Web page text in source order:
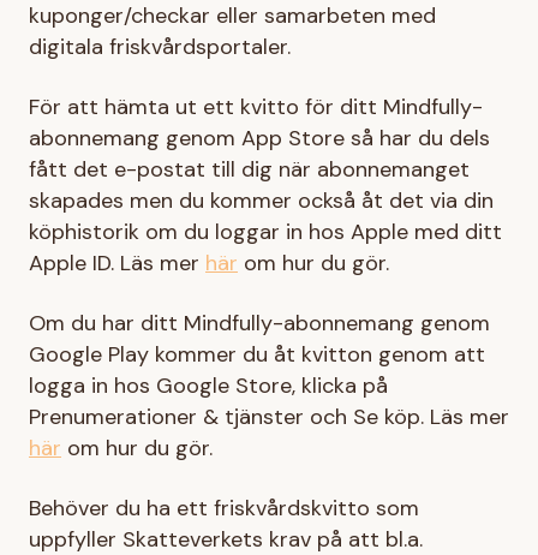
kuponger/checkar eller samarbeten med
digitala friskvårdsportaler.
För att hämta ut ett kvitto för ditt Mindfully-
abonnemang genom App Store så har du dels
fått det e-postat till dig när abonnemanget
skapades men du kommer också åt det via din
köphistorik om du loggar in hos Apple med ditt
Apple ID. Läs mer här om hur du gör.
Om du har ditt Mindfully-abonnemang genom
Google Play kommer du åt kvitton genom att
logga in hos Google Store, klicka på
Prenumerationer & tjänster och Se köp. Läs mer
här om hur du gör.
Behöver du ha ett friskvårdskvitto som
uppfyller Skatteverkets krav på att bl.a.